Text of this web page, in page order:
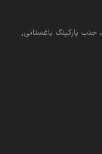
سبزوار ، خیابان کاشفی شمالی, روبروی کاشفی 17، جنب پارکینگ باغستانی,